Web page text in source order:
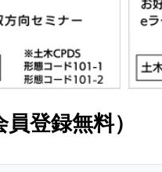
登録無料）